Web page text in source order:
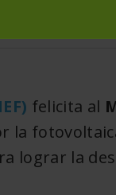
felicita al
la
lograr la